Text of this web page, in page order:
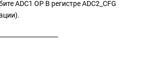
ADC1 OP В регистре ADC2_CFG